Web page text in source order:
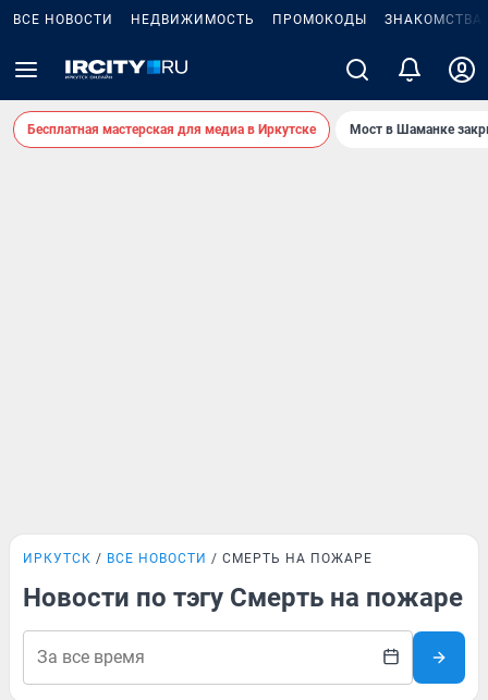
ВСЕ НОВОСТИ НЕДВИЖИМОСТЬ ПРОМОКОДЫ ЗНАКОМСТВА
Бесплатная мастерская для медиа в Иркутске Мост в Шаманке
ИРКУТСК ВСЕ НОВОСТИ СМЕРТЬ НА ПОЖАРЕ
Новости по тэгу Смерть на пожаре